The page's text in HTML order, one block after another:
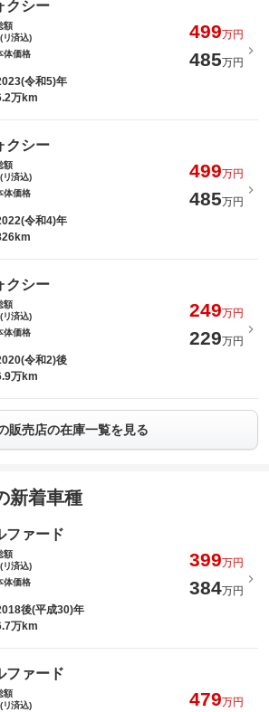
クシー
額
リ済込)
499万円
体価格
485万円
令和5)年
万km
クシー
額
リ済込)
499万円
体価格
485万円
令和4)年
クシー
額
リ済込)
249万円
体価格
229万円
令和2)後
万km
販売店の在庫一覧を見る
新着車種
ファード
額
リ済込)
399万円
体価格
384万円
後(平成30)年
万km
ファード
額
リ済込)
479万円